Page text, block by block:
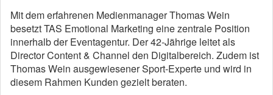
Mit dem erfahrenen Medienmanager Thomas Wein
besetzt TAS Emotional Marketing eine zentrale Position
innerhalb der Eventagentur. Der 42-Jährige leitet als
Director Content & Channel den Digitalbereich. Zudem ist
Thomas Wein ausgewiesener Sport-Experte und wird in
diesem Rahmen Kunden gezielt beraten.